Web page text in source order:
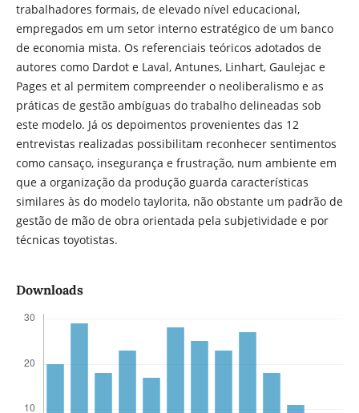
trabalhadores formais, de elevado nível educacional,
empregados em um setor interno estratégico de um banco
de economia mista. Os referenciais teóricos adotados de
autores como Dardot e Laval, Antunes, Linhart, Gaulejac e
Pages et al permitem compreender o neoliberalismo e as
práticas de gestão ambíguas do trabalho delineadas sob
este modelo. Já os depoimentos provenientes das 12
entrevistas realizadas possibilitam reconhecer sentimentos
como cansaço, insegurança e frustração, num ambiente em
que a organização da produção guarda características
similares às do modelo taylorita, não obstante um padrão de
gestão de mão de obra orientada pela subjetividade e por
técnicas toyotistas.
Downloads